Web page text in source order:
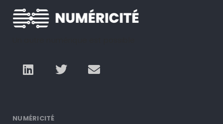
NUMÉRICITÉ